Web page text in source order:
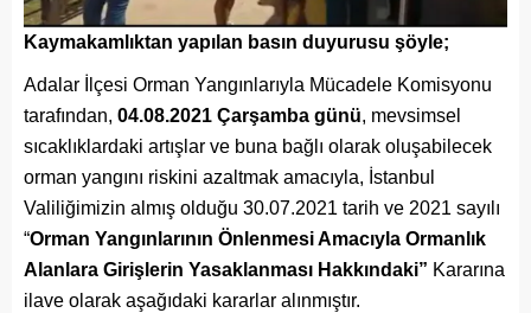
Kaymakamlıktan yapılan basın duyurusu şöyle;
Adalar İlçesi Orman Yangınlarıyla Mücadele Komisyonu
tarafından, 04.08.2021 Çarşamba günü, mevsimsel
sıcaklıklardaki artışlar ve buna bağlı olarak oluşabilecek
orman yangını riskini azaltmak amacıyla, İstanbul
Valiliğimizin almış olduğu 30.07.2021 tarih ve 2021 sayılı
“Orman Yangınlarının Önlenmesi Amacıyla Ormanlık
Alanlara Girişlerin Yasaklanması Hakkındaki” Kararına
ilave olarak aşağıdaki kararlar alınmıştır.